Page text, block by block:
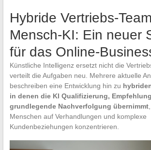
Hybride Vertriebs-
Mensch-KI: Ein neuer
für das Online-
Künstliche Intelligenz ersetzt nicht die
verteilt die Aufgaben neu. Mehrere aktuelle
beschreiben eine Entwicklung hin zu
in denen die KI Qualifizierung,
grundlegende Nachverfolgung übernimmt
Menschen auf Verhandlungen und komplexe
Kundenbeziehungen konzentrieren.